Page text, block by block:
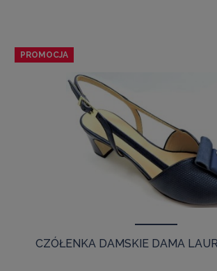
CZÓŁENKA DAMSKIE DAMA
PROMOCJA